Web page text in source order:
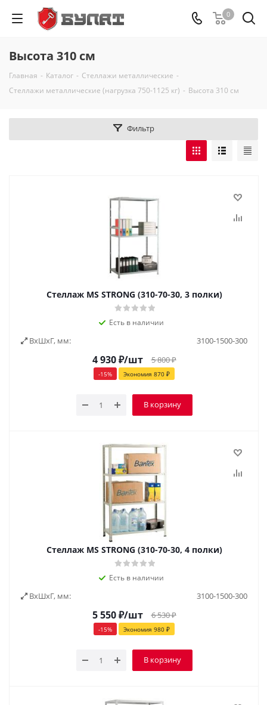
0
Высота 310 см
Главная - Каталог - Стеллажи металлические -
Стеллажи металлические (нагрузка 750-1125 кг) - Высота 310 см
Фильтр
Стеллаж MS STRONG (310-70-30, 3 полки)
Есть в наличии
ВxШxГ, мм: 3100-1500-300
4 930₽/шт 5 800₽
-15% Экономия 870 ₽
В корзину
Стеллаж MS STRONG (310-70-30, 4 полки)
Есть в наличии
ВxШxГ, мм: 3100-1500-300
5 550₽/шт 6 530₽
-15% Экономия 980 ₽
В корзину